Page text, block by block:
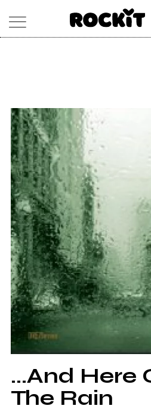
CONCERTI
SHOP
RADIO
...And Here
The Rain